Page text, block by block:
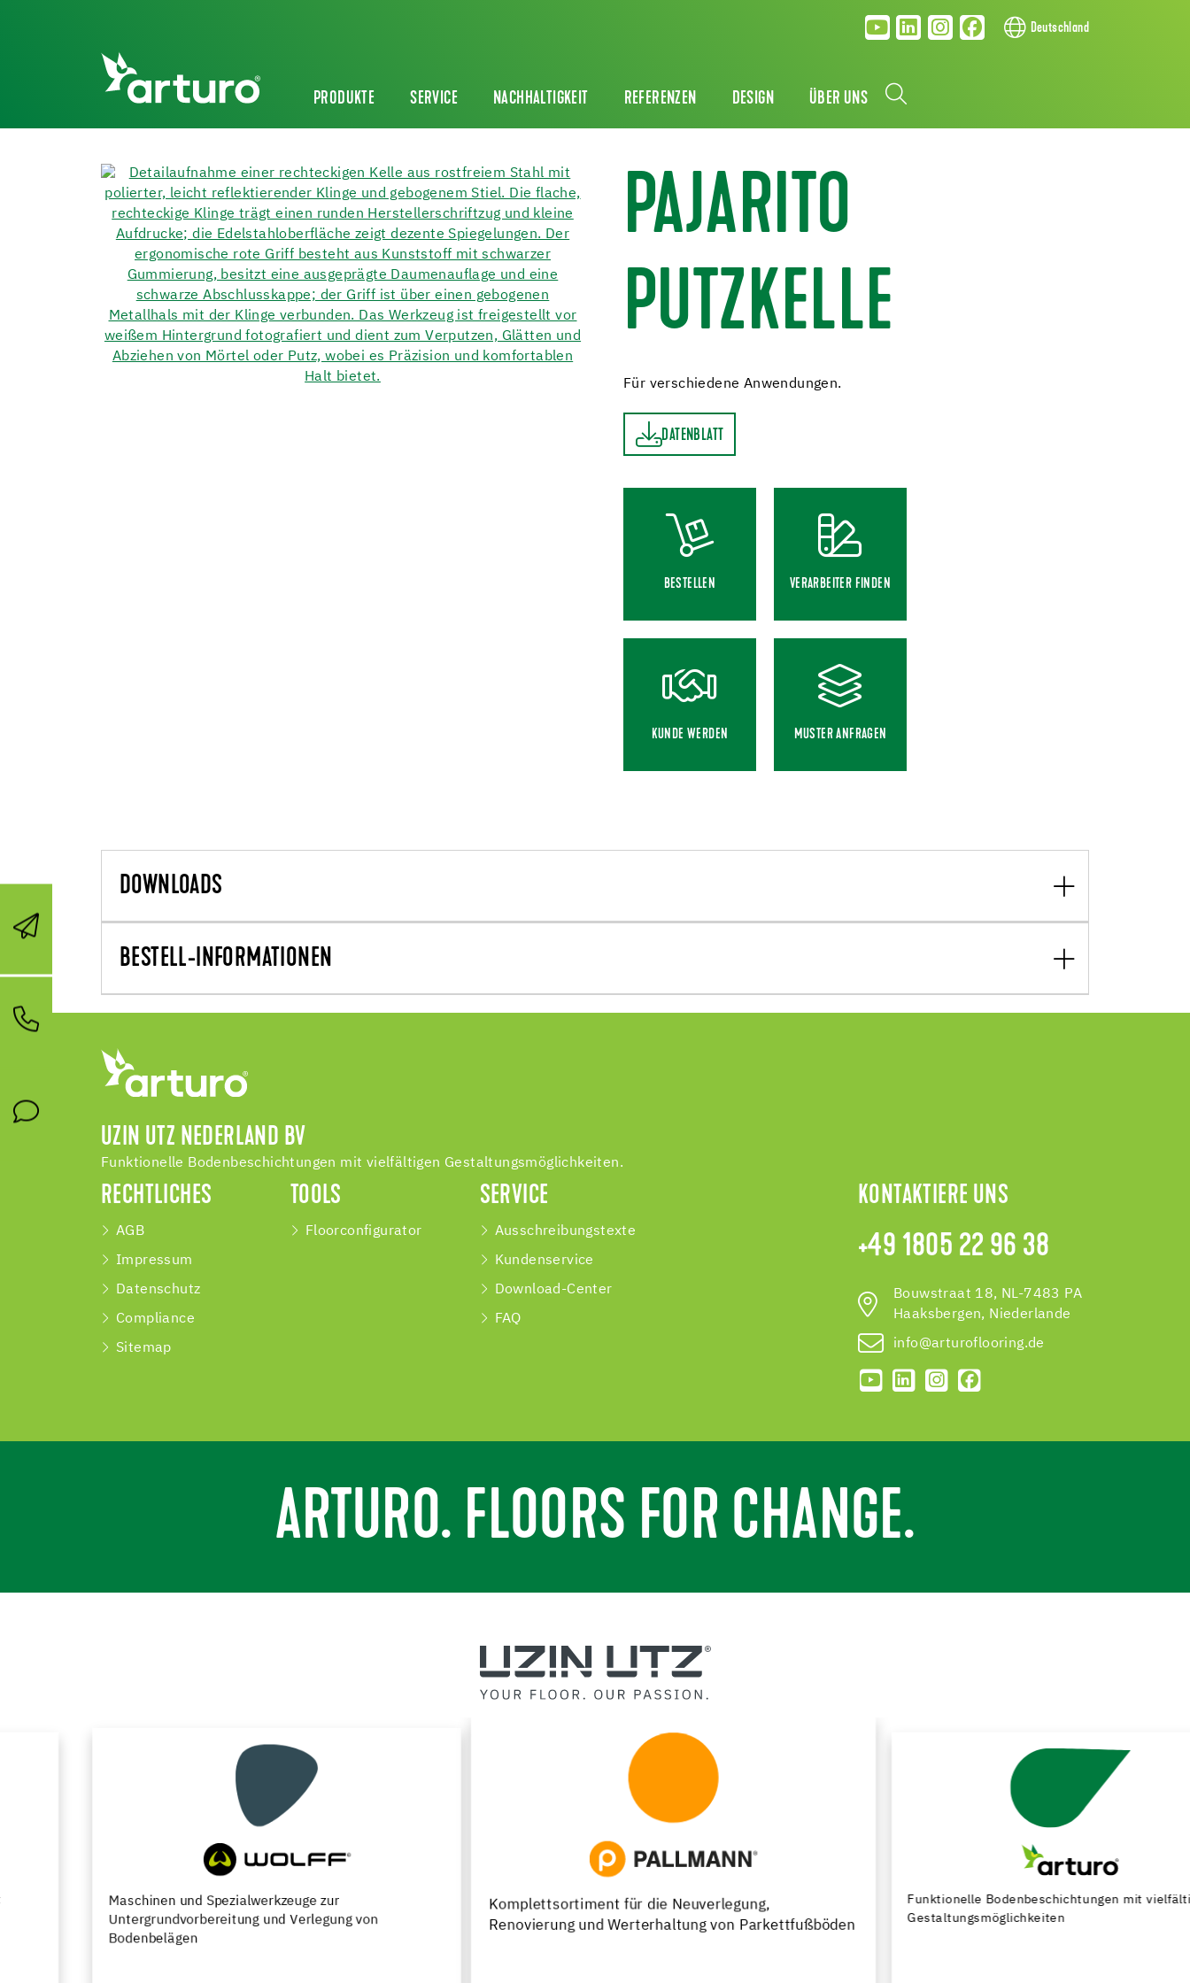
Deutschland
PRODUKTE SERVICE NACHHALTIGKEIT REFERENZEN DESIGN ÜBER UNS
PAJARITO
PUTZKELLE
Für verschiedene Anwendungen.
DATENBLATT
BESTELLEN VERARBEITER FINDEN
KUNDE WERDEN MUSTER ANFRAGEN
DOWNLOADS
BESTELL-INFORMATIONEN
UZIN UTZ NEDERLAND BV
Funktionelle Bodenbeschichtungen mit vielfältigen Gestaltungsmöglichkeiten.
RECHTLICHES
AGB
Impressum
Datenschutz
Compliance
Sitemap
TOOLS
Floorconfigurator
SERVICE
Ausschreibungstexte
Kundenservice
Download-Center
FAQ
KONTAKTIERE UNS
+49 1805 22 96 38
Bouwstraat 18, NL-7483 PA
Haaksbergen, Niederlande
info@arturoflooring.de
ARTURO. FLOORS FOR CHANGE.
Maschinen und Spezialwerkzeuge zur
Untergrundvorbereitung und Verlegung von
Bodenbelägen
Komplettsortiment für die Neuverlegung,
Renovierung und Werterhaltung von Parkettfußböden
Funktionelle Bodenbeschichtungen mit vielfältigen
Gestaltungsmöglichkeiten